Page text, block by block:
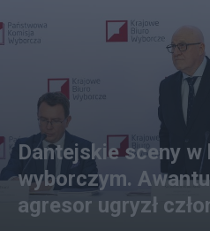
Dantejskie sceny w
wyborczym.
agresor ugryzł